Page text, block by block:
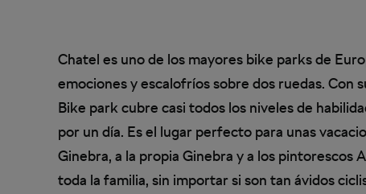
Chatel es uno de los mayores bike parks de
emociones y escalofríos sobre dos ruedas. Con
Bike park cubre casi todos los niveles de
por un día. Es el lugar perfecto para unas
Ginebra, a la propia Ginebra y a los pintorescos
toda la familia, sin importar si son tan ávidos